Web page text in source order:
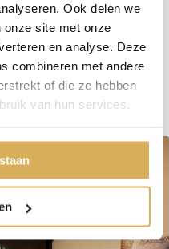
Ook delen we
onze site met onze
en analyse. Deze
combineren met andere
of die ze hebben
van hun services.